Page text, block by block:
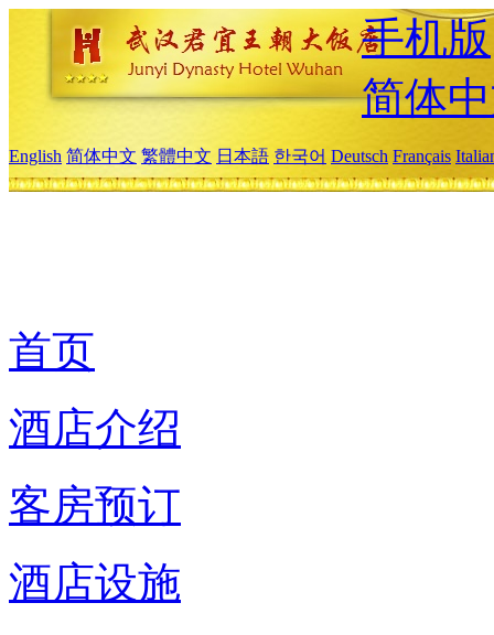
手机版
简体
English 简体中文 繁體中文 日本語 한국어 Deutsch Français
首页
酒店介绍
客房预订
酒店设施